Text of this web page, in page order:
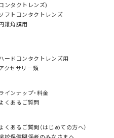
ンタクトレンズ)
フトコンタクトレンズ
錐角膜用
ードコンタクトレンズ用
クセサリー類
インナップ・料金
くあるご質問
くあるご質問（はじめての方へ）